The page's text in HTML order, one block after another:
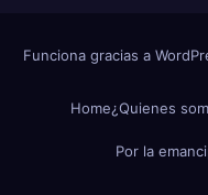
Funciona gracias a
Home¿Quienes
Por la